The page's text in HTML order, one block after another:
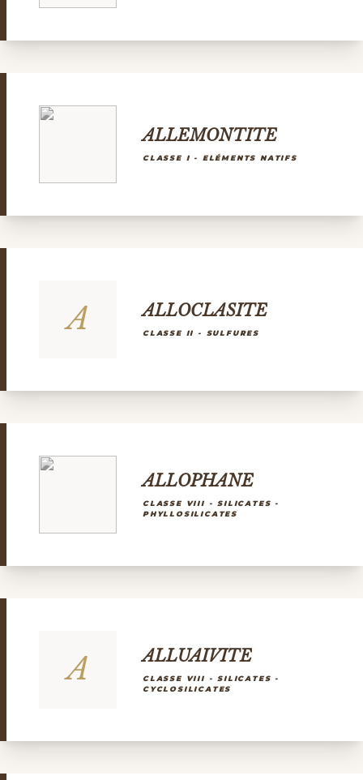
ALLEMONTITE
CLASSE I - ELÉMENTS NATIFS
A ALLOCLASITE
CLASSE II - SULFURES
ALLOPHANE
CLASSE VIII - SILICATES -
PHYLLOSILICATES
A ALLUAIVITE
CLASSE VIII - SILICATES -
CYCLOSILICATES